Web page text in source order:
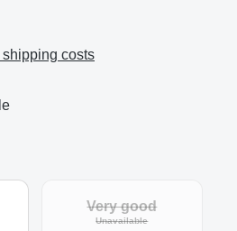
costs
Very good
Unavailable(This option is